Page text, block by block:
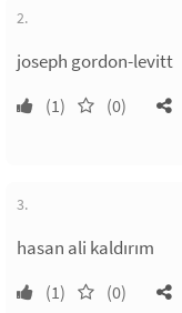
2.
joseph gordon-levitt
(1) (0)
3.
hasan ali kaldırım
(1) (0)